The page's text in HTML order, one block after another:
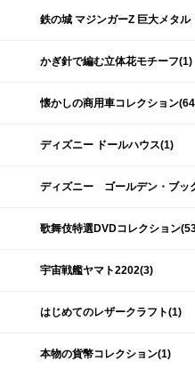
鉄の城 マジンガーZ 巨大メタ
かぎ針で編む立体花モチーフ(1)
懐かしの商用車コレクション
ディズニー ドールハウス(1)
ディズニー ゴールデン・ブッ
歌舞伎特選DVDコレクション
宇宙戦艦ヤマト2202(3)
はじめてのレザークラフト(1)
本物の貨幣コレクション(1)